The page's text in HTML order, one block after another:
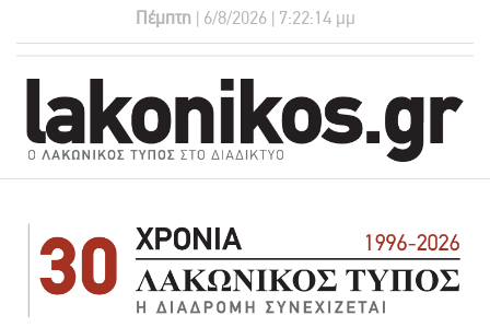
Πέμπτη | 6/8/2026 | 7:22:15 μμ